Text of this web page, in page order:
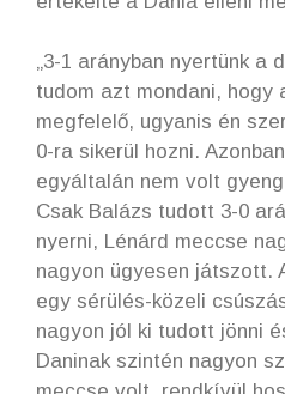
„3-1 arányban nyertünk a
tudom azt mondani, hogy
megfelelő, ugyanis én
0-ra sikerül hozni.
egyáltalán nem volt
Csak Balázs tudott 3-0
nyerni, Lénárd meccse
nagyon ügyesen játszott.
egy sérülés-közeli
nagyon jól ki tudott jönni
Daninak szintén nagyon